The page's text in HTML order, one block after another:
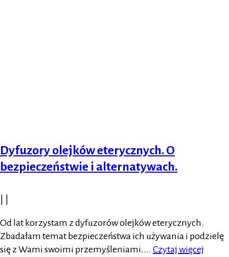
Dyfuzory olejków eterycznych. O
bezpieczeństwie i alternatywach.
Od lat korzystam z dyfuzorów olejków eterycznych.
Zbadałam temat bezpieczeństwa ich używania i podzielę
się z Wami swoimi przemyśleniami.... Czytaj więcej